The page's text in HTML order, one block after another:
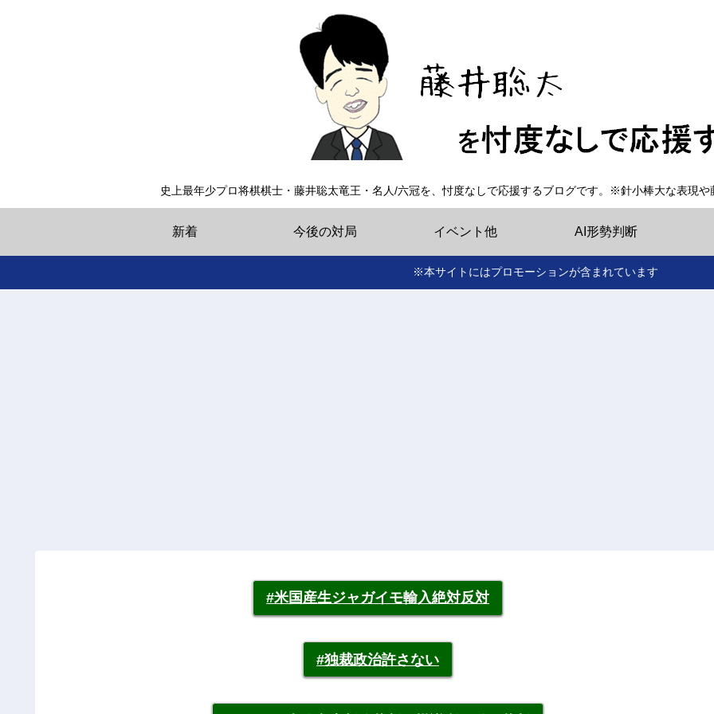
史上最年少プロ将棋棋士・藤井聡太竜王・名人/六冠を、忖度なしで応援するブログです。※針小棒大な表現
新着 今後の対局 イベント他 AI形勢判断
※本サイトにはプロモーションが含まれています
#米国産生ジャガイモ輸入絶対反対
#独裁政治許さない